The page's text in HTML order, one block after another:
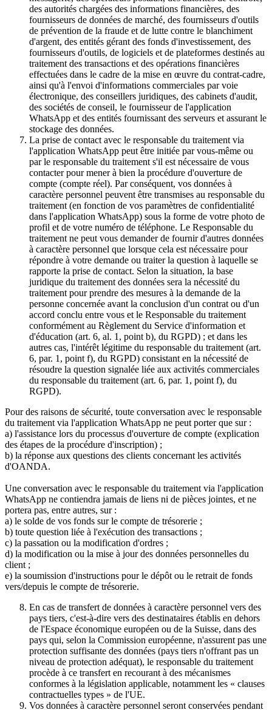
des autorités chargées des informations financières, des
fournisseurs de données de marché, des fournisseurs d'outils
de prévention de la fraude et de lutte contre le blanchiment
d'argent, des entités gérant des fonds d'investissement, des
fournisseurs d'outils, de logiciels et de plateformes destinés au
traitement des transactions et des opérations financières
effectuées dans le cadre de la mise en œuvre du contrat-cadre,
ainsi qu'à l'envoi d'informations commerciales par voie
électronique, des conseillers juridiques, des cabinets d'audit,
des sociétés de conseil, le fournisseur de l'application
WhatsApp et des entités fournissant des serveurs et assurant le
stockage des données.
La prise de contact avec le responsable du traitement via
l'application WhatsApp peut être initiée par vous-même ou
par le responsable du traitement s'il est nécessaire de vous
contacter pour mener à bien la procédure d'ouverture de
compte (compte réel). Par conséquent, vos données à
caractère personnel peuvent être transmises au responsable du
traitement (en fonction de vos paramètres de confidentialité
dans l'application WhatsApp) sous la forme de votre photo de
profil et de votre numéro de téléphone. Le Responsable du
traitement ne peut vous demander de fournir d'autres données
à caractère personnel que lorsque cela est nécessaire pour
répondre à votre demande ou traiter la question à laquelle se
rapporte la prise de contact. Selon la situation, la base
juridique du traitement des données sera la nécessité du
traitement pour prendre des mesures à la demande de la
personne concernée avant la conclusion d'un contrat ou d'un
accord conclu entre vous et le Responsable du traitement
conformément au Règlement du Service d'information et
d'éducation (art. 6, al. 1, point b), du RGPD) ; et dans les
autres cas, l'intérêt légitime du responsable du traitement (art.
6, par. 1, point f), du RGPD) consistant en la nécessité de
résoudre la question signalée liée aux activités commerciales
du responsable du traitement (art. 6, par. 1, point f), du
RGPD).
Pour des raisons de sécurité, toute conversation avec le responsable
du traitement via l'application WhatsApp ne peut porter que sur :
a) l'assistance lors du processus d'ouverture de compte (explication
des étapes de la procédure d'inscription) ;
b) la réponse aux questions des clients concernant les activités
d'OANDA.
Une conversation avec le responsable du traitement via l'application
WhatsApp ne contiendra jamais de liens ni de pièces jointes, et ne
portera pas, entre autres, sur :
a) le solde de vos fonds sur le compte de trésorerie ;
b) toute question liée à l'exécution des transactions ;
c) la passation ou la modification d'ordres ;
d) la modification ou la mise à jour des données personnelles du
client ;
e) la soumission d'instructions pour le dépôt ou le retrait de fonds
vers/depuis le compte de trésorerie.
En cas de transfert de données à caractère personnel vers des
pays tiers, c'est-à-dire vers des destinataires établis en dehors
de l'Espace économique européen ou de la Suisse, dans des
pays qui, selon la Commission européenne, n'assurent pas une
protection suffisante des données (pays tiers n'offrant pas un
niveau de protection adéquat), le responsable du traitement
procède à ce transfert en recourant à des mécanismes
conformes à la législation applicable, notamment les « clauses
contractuelles types » de l'UE.
Vos données à caractère personnel seront conservées pendant